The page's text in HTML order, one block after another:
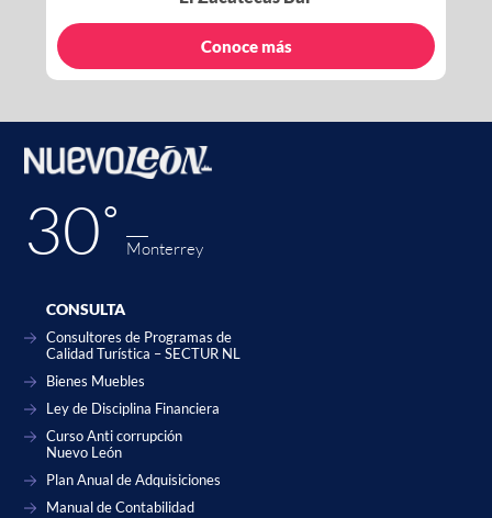
Conoce más
30˚ Monterrey
CONSULTA
Consultores de Programas de
Calidad Turística – SECTUR NL
Bienes Muebles
Ley de Disciplina Financiera
Curso Anti corrupción
Nuevo León
Plan Anual de Adquisiciones
Manual de Contabilidad